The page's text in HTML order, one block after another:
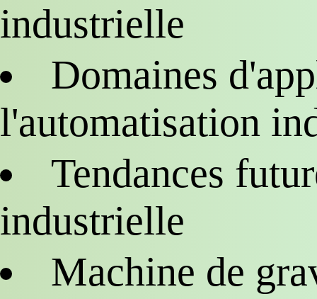
industrielle
Domaines
l'automatisation
Tendances
industrielle
Machine de